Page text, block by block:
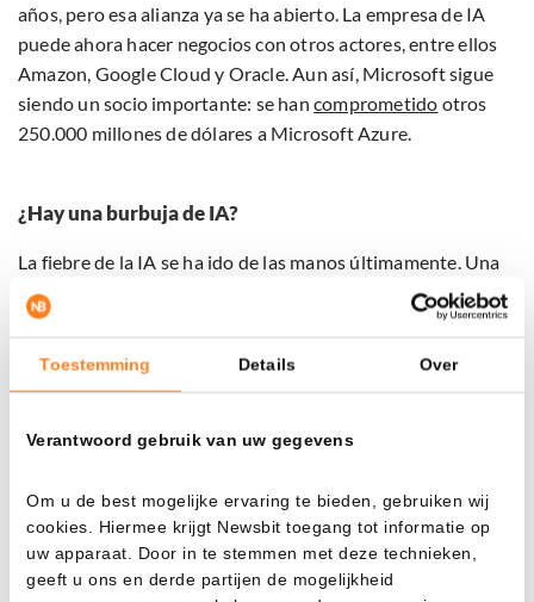
Toestemming Details Over
Verantwoord gebruik van uw gegevens
Om u de best mogelijke ervaring te bieden, gebruiken wij
cookies. Hiermee krijgt Newsbit toegang tot informatie op
uw apparaat. Door in te stemmen met deze technieken,
geeft u ons en derde partijen de mogelijkheid
años, pero esa alianza ya se ha abierto. La empresa de IA
puede ahora hacer negocios con otros actores, entre ellos
Amazon, Google Cloud y Oracle. Aun así, Microsoft sigue
siendo un socio importante: se han comprometido otros
250.000 millones de dólares a Microsoft Azure.
¿Hay una burbuja de IA?
La fiebre de la IA se ha ido de las manos últimamente. Una
nueva colaboración en inteligencia artificial en Amazon ya
ha provocado una fuerte subida en bolsa. Pero Nvidia, que
tampoco se detiene y ya ha
mercados bursátiles mundiales están seriamente
sobrevaloradospor la euforia de la IA. Pronostica un
posible desplome de 35 billones de dólares, que podría
golpear con fuerza a los inversores estadounidenses y